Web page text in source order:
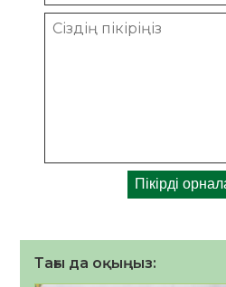
Тағы да оқыңыз: